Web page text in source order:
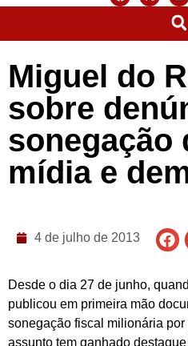
Miguel do
sobre
sonegação
mídia e
4 de julho de 2013
Desde o dia 27 de junho,
publicou em primeira mão
sonegação fiscal milionária
assunto tem ganhado